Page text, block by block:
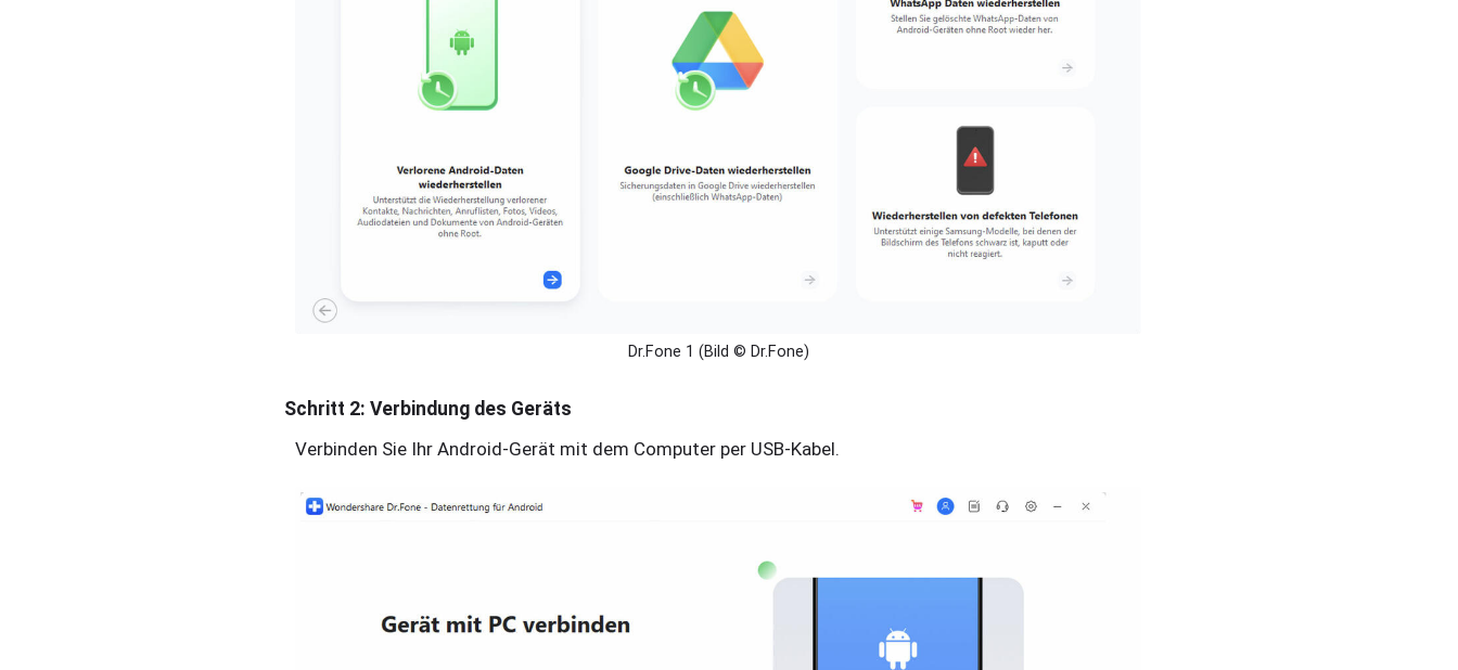
Dr.Fone 1 (Bild © Dr.Fone)
Schritt 2: Verbindung des Geräts
Verbinden Sie Ihr Android-Gerät mit dem Computer per USB-Kabel.